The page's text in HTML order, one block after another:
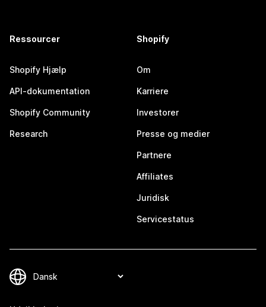
Ressourcer
Shopify Hjælp
API-dokumentation
Shopify Community
Research
Shopify
Om
Karriere
Investorer
Presse og medier
Partnere
Affiliates
Juridisk
Servicestatus